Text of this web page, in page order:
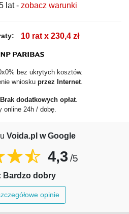
lat - zobacz warunki
10 rat x 230,4 zł
bez ukrytych kosztów.
wniosku przez Internet
Brak dodatkowych opłat
online 24h / dobę.
Voida.pl w Google
4,3 /5
Bardzo dobry
opinie